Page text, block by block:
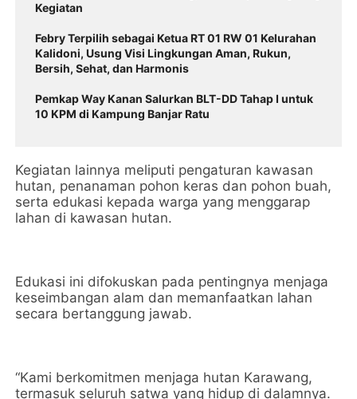
Kegiatan
Febry Terpilih sebagai Ketua RT 01 RW 01 Kelurahan
Kalidoni, Usung Visi Lingkungan Aman, Rukun,
Bersih, Sehat, dan Harmonis
Pemkap Way Kanan Salurkan BLT-DD Tahap I untuk
10 KPM di Kampung Banjar Ratu
Kegiatan lainnya meliputi pengaturan kawasan
hutan, penanaman pohon keras dan pohon buah,
serta edukasi kepada warga yang menggarap
lahan di kawasan hutan.
Edukasi ini difokuskan pada pentingnya menjaga
keseimbangan alam dan memanfaatkan lahan
secara bertanggung jawab.
“Kami berkomitmen menjaga hutan Karawang,
termasuk seluruh satwa yang hidup di dalamnya.